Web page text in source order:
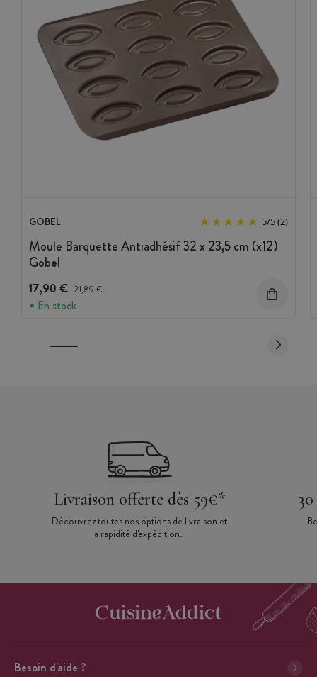
GOBEL 5/5(2)
Moule Barquette Antiadhésif 32 x 23,5 cm (x12)
Gobel
17,90 € Prix avant réduction :
21,89 €
En stock
Livraison offerte dès 59€*
Découvrez toutes nos options de livraison et
la rapidité d'expédition.
Besoin d'aide ?